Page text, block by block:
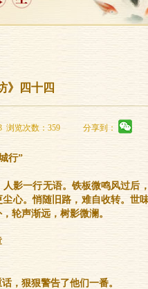
》四十四
浏览次数：359 分享到：
行”
影一行无语。铁板微鸣风过后
心。悄随旧路，难自收转。世
轮声渐远，树影微澜。
，狠狠警告了他们一番。